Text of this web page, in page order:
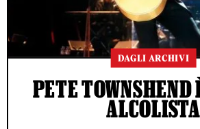
DAGLI ARCHIVI
PETE TOWNSHEND
ALCOLISTA